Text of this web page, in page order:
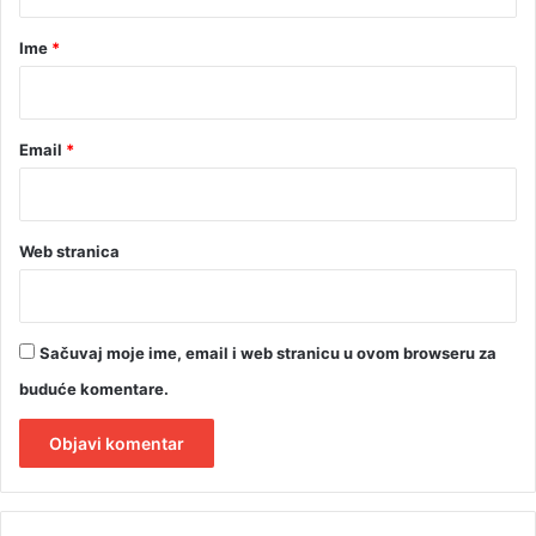
v
u
rIme *
Email *
Web stranica
Sačuvaj moje ime, email i web stranicu u ovom browseru za
buduće komentare.